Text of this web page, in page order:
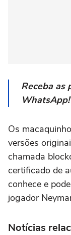
Receba as
WhatsApp!
Os
versões
chamada
certificado de
conhece e
jogador
Notícias